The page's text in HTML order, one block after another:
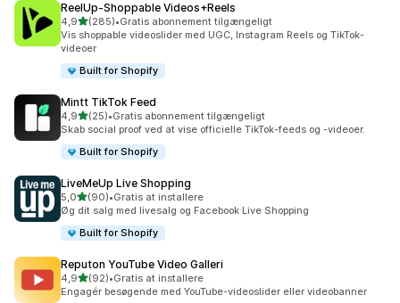
ReelUp‑Shoppable Videos+Reels
4,9ud af 5 stjerner
(285)
285 anmeldelser i alt
•Gratis abonnement tilgængeligt
Vis shoppable videoslider med UGC, Instagram Reels og TikTok-
videoer
Built for Shopify
Mintt TikTok Feed
4,9ud af 5 stjerner
(25)
25 anmeldelser i alt
•Gratis abonnement tilgængeligt
Skab social proof ved at vise officielle TikTok-feeds og -videoer.
Built for Shopify
LiveMeUp Live Shopping
5,0ud af 5 stjerner
(90)
90 anmeldelser i alt
•Gratis at installere
Øg dit salg med livesalg og Facebook Live Shopping
Built for Shopify
Reputon YouTube Video Galleri
4,9ud af 5 stjerner
(92)
92 anmeldelser i alt
•Gratis at installere
Engagér besøgende med YouTube-videoslider eller videobanner